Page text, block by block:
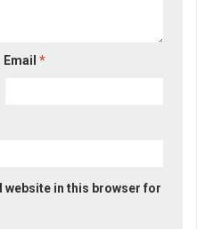
Email*
website in this browser for